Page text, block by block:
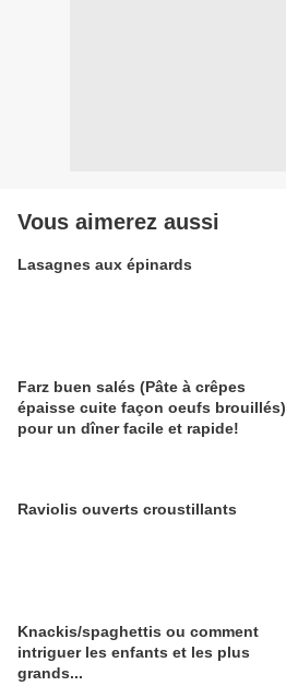
Vous aimerez aussi
Lasagnes aux épinards
Farz buen salés (Pâte à crêpes
épaisse cuite façon oeufs brouillés)
pour un dîner facile et rapide!
Raviolis ouverts croustillants
Knackis/spaghettis ou comment
intriguer les enfants et les plus
grands...